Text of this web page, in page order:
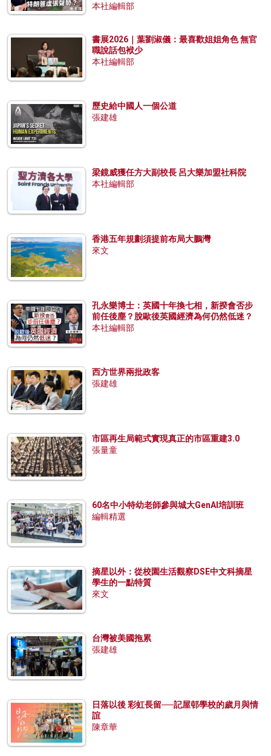
本社編輯部
書展2026｜葉劉淑儀：最喜歡姐姐角色 無官
職說話包袱少
本社編輯部
歷史給中國人一個公道
張建雄
梁鏡威獲任方大副校長 呂大樂加盟社科院
本社編輯部
香港五年規劃須提前布局大鵬灣
來文
孔永樂博士：英國十年換七相，新揆會否步
前任後塵？脫歐後英國經濟為何仍然低迷？
本社編輯部
西方世界兩批政客
張建雄
市區再生局範式實現真正的市區重建3.0
張量童
60名中小特幼老師參與城大GenAI培訓班
編輯精選
摘星以外：從校園生活觀察DSE中文科摘星
學生的一點特質
來文
台灣被美國拖累
張建雄
日落以後 彩虹長留──記屋邨學校的歲月與情
誼
陳章華